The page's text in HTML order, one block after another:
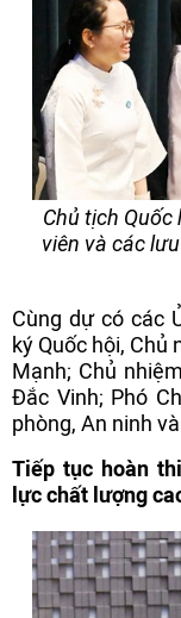
Chủ tịch
viên và các
Cùng dự có các
ký Quốc hội, Chủ
Mạnh; Chủ
Đắc Vinh; Phó
phòng, An ninh
Tiếp tục hoàn
lực chất lượng